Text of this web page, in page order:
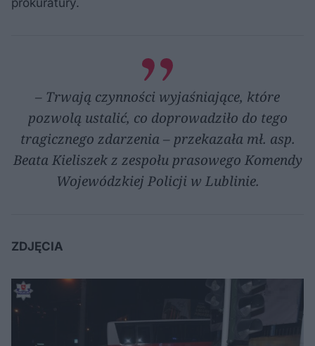
– Trwają czynności wyjaśniające, które
pozwolą ustalić, co doprowadziło do tego
tragicznego zdarzenia – przekazała mł. asp.
Beata Kieliszek z zespołu prasowego Komendy
Wojewódzkiej Policji w Lublinie.
ZDJĘCIA